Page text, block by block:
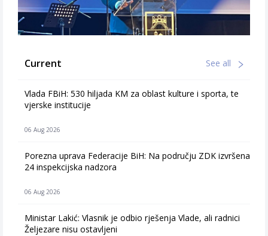
Current See all
Vlada FBiH: 530 hiljada KM za oblast kulture i sporta, te
vjerske institucije
06 Aug 2026
Porezna uprava Federacije BiH: Na području ZDK izvršena
24 inspekcijska nadzora
06 Aug 2026
Ministar Lakić: Vlasnik je odbio rješenja Vlade, ali radnici
Željezare nisu ostavljeni